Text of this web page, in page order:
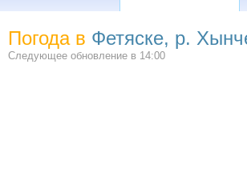
Погода в Фетяске, р.
Следующее обновление в 14:00